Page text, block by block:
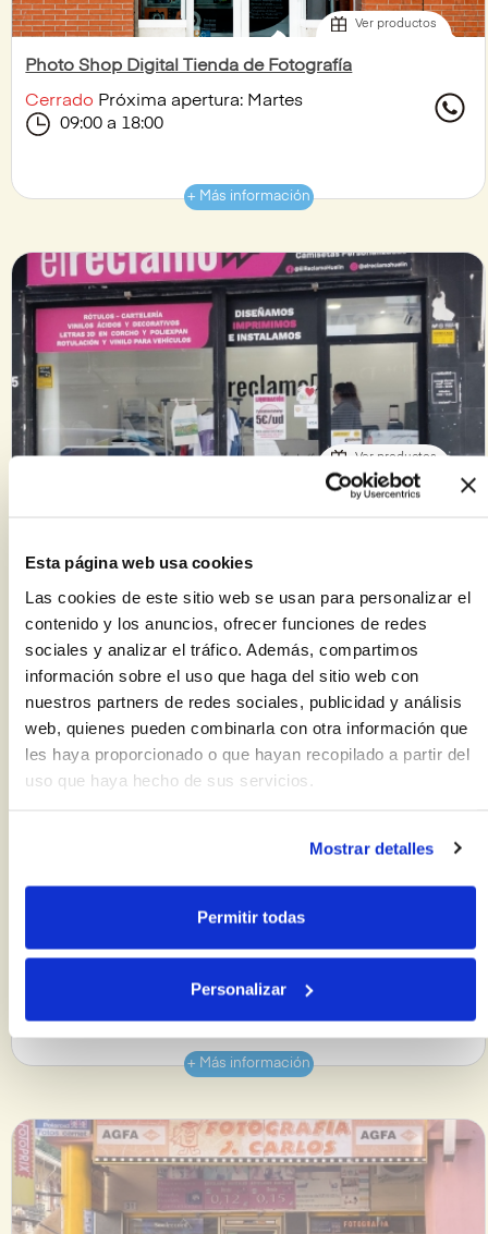
Esta página web usa cookies
Las cookies de este sitio web se usan para personalizar el
contenido y los anuncios, ofrecer funciones de redes
sociales y analizar el tráfico. Además, compartimos
información sobre el uso que haga del sitio web con
nuestros partners de redes sociales, publicidad y análisis
web, quienes pueden combinarla con otra información que
les haya proporcionado o que hayan recopilado a partir del
uso que haya hecho de sus servicios.
Mostrar detalles
Permitir todas
Personalizar
Ver productos
Photo Shop Digital Tienda de Fotografía
Cerrado Próxima apertura: Martes
09:00 a 18:00
+ Más información
Ver productos
08:00 a 15:00 y de 17:00 a 20:00
+ Más información
Ver tienda
09:30 a 14:00 y de 17:00 a 20:00
+ Más información